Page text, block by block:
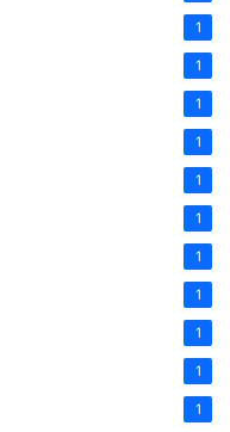
1
1
1
1
1
1
1
1
1
1
1